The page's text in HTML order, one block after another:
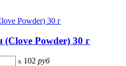
(Clove Powder) 30 г
x 102 руб